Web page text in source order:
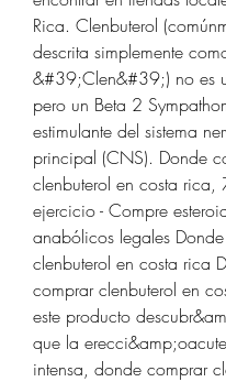
Rica. Clenbuterol
descrita simplemente
&#39;Clen&#39;) no es
pero un Beta 2
estimulante del sistema
principal (CNS). Donde
clenbuterol en costa rica,
ejercicio - Compre
anabólicos legales
clenbuterol en costa rica
comprar clenbuterol en
este producto
que la
intensa, donde comprar